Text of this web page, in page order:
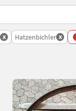
x Hatzenbichler x